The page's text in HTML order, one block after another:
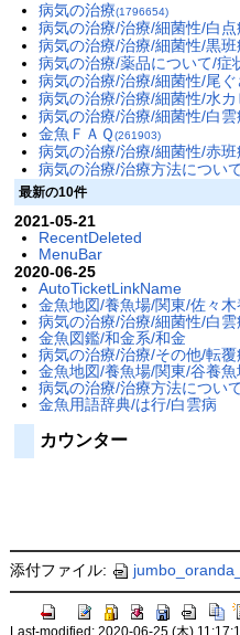
病気の治療(1796654)
病気の治療/治療/細菌性/白点
病気の治療/治療/細菌性/黒班
病気の治療/薬品について/症
病気の治療/治療/細菌性/尾ぐ
病気の治療/治療/細菌性/水カ
病気の治療/治療/細菌性/白雲
金魚ＦＡＱ(261903)
病気の治療/治療/細菌性/赤班
病気の治療/治療方法につい
最新の10件
2021-05-21
RecentDeleted
MenuBar
2020-06-25
AutoTicketLinkName
金魚地図/養魚場/関東/佐々木
病気の治療/治療/細菌性/白雲
金魚図鑑/和金系/和金
病気の治療/治療/その他/転覆
金魚地図/養魚場/関東/谷養魚
病気の治療/治療方法につい
金魚用語辞典/は行/白雲病
カウンター
添付ファイル:
Last-modified: 2020-06-25 (木)